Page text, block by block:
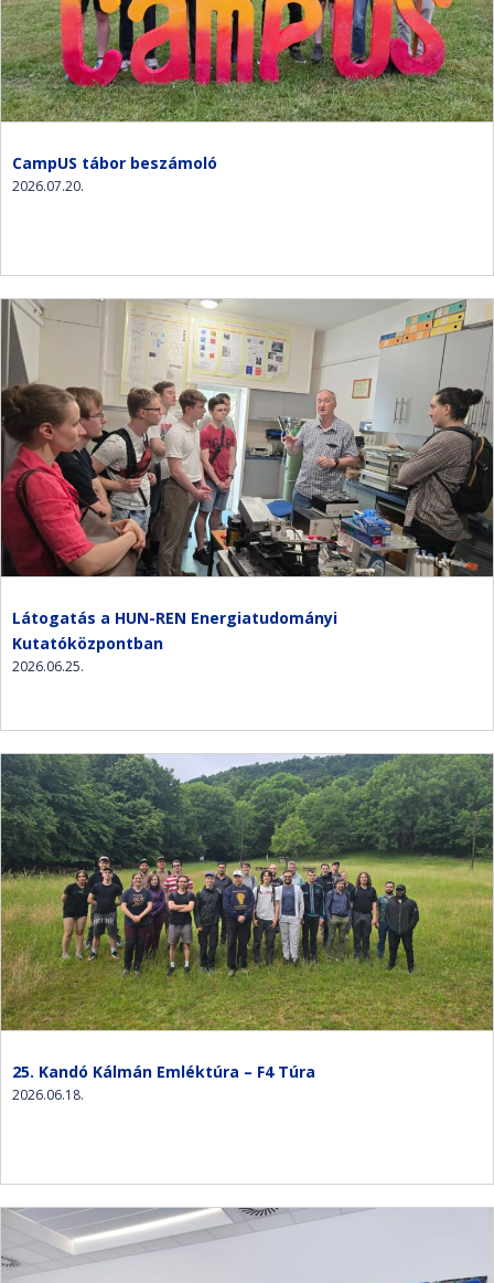
CampUS tábor beszámoló
2026.07.20.
Látogatás a HUN-REN Energiatudományi
Kutatóközpontban
2026.06.25.
25. Kandó Kálmán Emléktúra – F4 Túra
2026.06.18.